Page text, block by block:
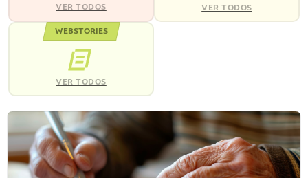
VER TODOS VER TODOS
WEBSTORIES
VER TODOS